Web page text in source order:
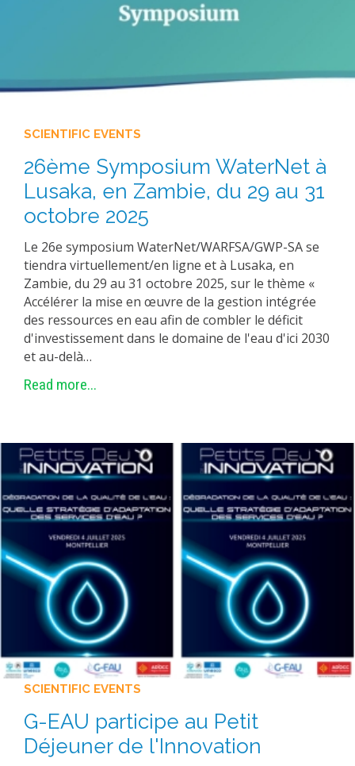
SCIENTIFIC EVENTS
26ème Symposium WaterNet à
Lusaka, en Zambie, du 29 au 31
octobre 2025
Le 26e symposium WaterNet/WARFSA/GWP-SA se
tiendra virtuellement/en ligne et à Lusaka, en
Zambie, du 29 au 31 octobre 2025, sur le thème «
Accélérer la mise en œuvre de la gestion intégrée
des ressources en eau afin de combler le déficit
d'investissement dans le domaine de l'eau d'ici 2030
et au-delà…
Read more...
SCIENTIFIC EVENTS
G-EAU participe au Petit
Déjeuner de l'Innovation